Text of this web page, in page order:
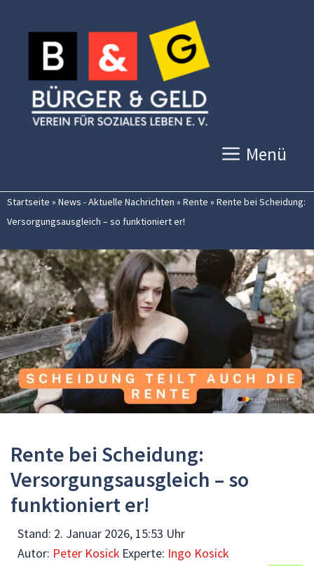
Inhalt
springen
Menü
Startseite » News - Aktuelle Nachrichten » Rente » Rente bei Scheidung:
Versorgungsausgleich – so funktioniert er!
Rente bei Scheidung:
Versorgungsausgleich – so
funktioniert er!
Stand: 2. Januar 2026, 15:53 Uhr
Autor: Peter Kosick Experte: Ingo Kosick